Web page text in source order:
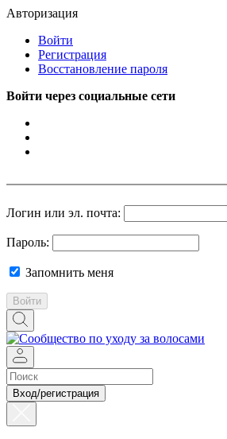
Авторизация
Войти
Регистрация
Восстановление пароля
Войти через социальные сети
Логин или эл. почта:
Пароль:
Запомнить меня
Войти
Вход/регистрация